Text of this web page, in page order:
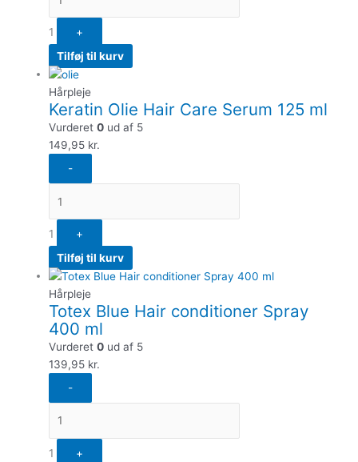
1
+
Tilføj til kurv
Hårpleje
Keratin Olie Hair Care Serum 125 ml
Vurderet0 ud af 5
149,95 kr.
-
1
+
Tilføj til kurv
Hårpleje
Totex Blue Hair conditioner Spray
400 ml
Vurderet0 ud af 5
139,95 kr.
-
1
+